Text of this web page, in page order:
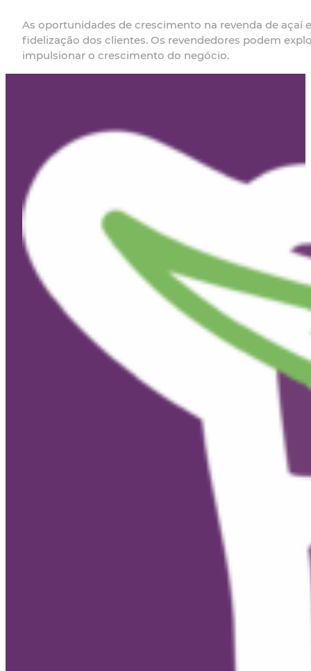
As oportunidades de crescimento na revenda de
fidelização dos clientes. Os revendedores podem
impulsionar o crescimento do negócio.